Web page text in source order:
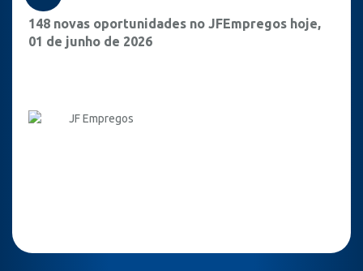
148 novas oportunidades no JFEmpregos hoje,
01 de junho de 2026
JF Empregos